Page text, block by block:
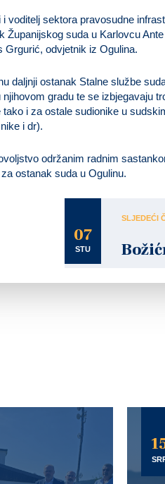
voditelj sektora pravosudne
Županijskog suda u Karlovcu
Grgurić, odvjetnik iz Ogulina.
daljnji ostanak Stalne službe
gradu te se izbjegavaju
i za ostale sudionike u
i dr).
održanim radnim
ostanak suda u Ogulinu.
07
STU
SLJEDEĆI